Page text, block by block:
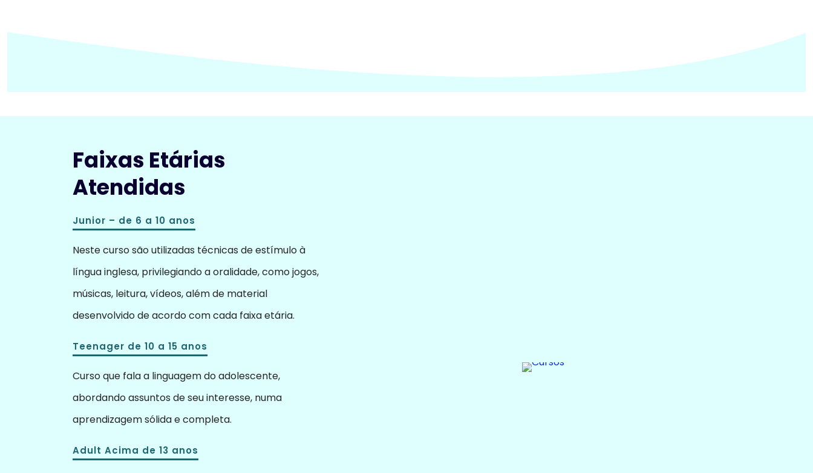
Faixas Etárias
Atendidas
Junior – de 6 a 10 anos
Neste curso são utilizadas técnicas de estímulo à
língua inglesa, privilegiando a oralidade, como jogos,
músicas, leitura, vídeos, além de material
desenvolvido de acordo com cada faixa etária.
Teenager de 10 a 15 anos
Curso que fala a linguagem do adolescente,
abordando assuntos de seu interesse, numa
aprendizagem sólida e completa.
Adult Acima de 13 anos